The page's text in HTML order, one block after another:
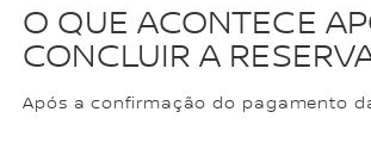
O QUE ACONTECE
CONCLUIR A
Após a confirmação do pagamento